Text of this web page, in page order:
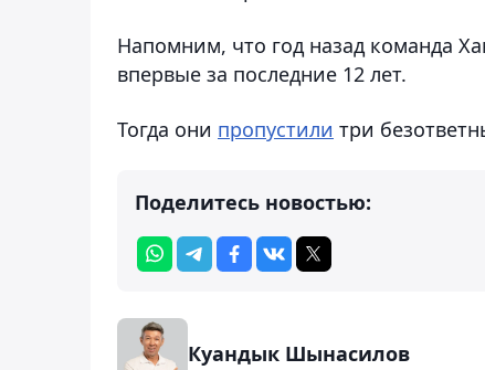
Напомним, что год назад команда
впервые за последние 12 лет.
Тогда они пропустили три
Поделитесь новостью:
Куандык Шынасилов